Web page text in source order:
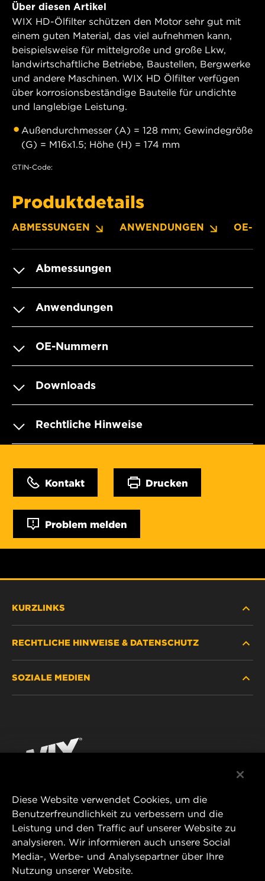
Über diesen Artikel
WIX HD-Ölfilter schützen den Motor sehr gut mit
einem guten Material, das viel aufnehmen kann,
beispielsweise für mittelgroße und große Lkw,
landwirtschaftliche Betriebe, Baustellen, Bergwerke
und andere Maschinen. WIX HD Ölfilter verfügen
über korrosionsbeständige Bauteile für undichte
und langlebige Leistung.
Außendurchmesser (A) = 128 mm; Gewindegröße
(G) = M16x1.5; Höhe (H) = 174 mm
GTIN-Code:
Produktdetails
ABMESSUNGEN ANWENDUNGEN OE-
Abmessungen
Anwendungen
OE-Nummern
Downloads
Rechtliche Hinweise
Kontakt Drucken
Problem melden
KURZLINKS
HÄNDLERSUCHE
KONTAKT
RECHTLICHE HINWEISE & DATENSCHUTZ
IMPRESSUM
SOZIALE MEDIEN
YouTube
MANN+HUMMEL FT Poland
ul. Wrocławska 145,
63-800 GOSTYŃ, POLAND
Tel. +48 65 572 89 00
E-mail:info@mann-hummel.com
Diese Website verwendet Cookies, um die
Benutzerfreundlichkeit zu verbessern und die
Leistung und den Traffic auf unserer Website zu
analysieren. Wir informieren auch unsere Social
Media-, Werbe- und Analysepartner über Ihre
Nutzung unserer Website.